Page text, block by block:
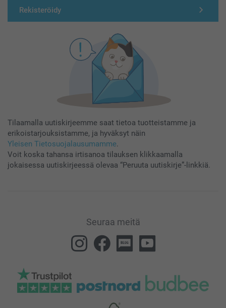
Rekisteröidy
Tilaamalla uutiskirjeemme saat tietoa tuotteistamme ja
erikoistarjouksistamme, ja hyväksyt näin
Yleisen Tietosuojalausumamme.
Voit koska tahansa irtisanoa tilauksen klikkaamalla
jokaisessa uutiskirjeessä olevaa “Peruuta uutiskirje”-linkkiä.
Seuraa meitä